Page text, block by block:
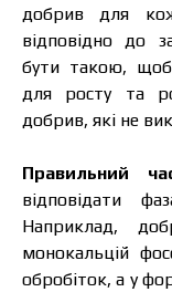
добрив для
відповідно до
бути такою, щоб
для росту та
добрив, які не
Правильний
відповідати
Наприклад,
монокальцій
обробіток, а у
Ціна залежить
Для
дані: